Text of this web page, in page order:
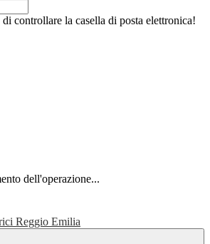
controllare la casella di posta elettronica!
dell'operazione...